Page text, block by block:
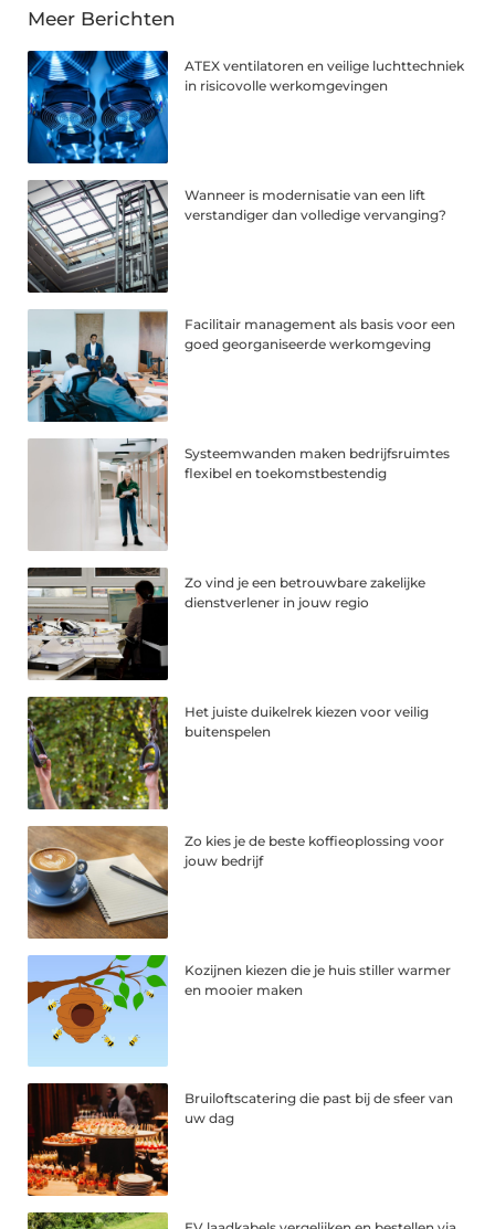
Meer Berichten
ATEX ventilatoren en veilige luchttechniek
in risicovolle werkomgevingen
Wanneer is modernisatie van een lift
verstandiger dan volledige vervanging?
Facilitair management als basis voor een
goed georganiseerde werkomgeving
Systeemwanden maken bedrijfsruimtes
flexibel en toekomstbestendig
Zo vind je een betrouwbare zakelijke
dienstverlener in jouw regio
Het juiste duikelrek kiezen voor veilig
buitenspelen
Zo kies je de beste koffieoplossing voor
jouw bedrijf
Kozijnen kiezen die je huis stiller warmer
en mooier maken
Bruiloftscatering die past bij de sfeer van
uw dag